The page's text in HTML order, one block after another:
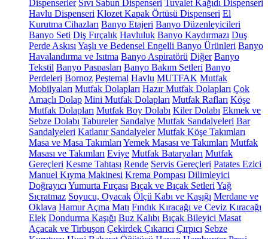
Dispenserler Sıvı Sabun Dispenseri Tuvalet Kağıdı Dispenseri
Havlu Dispenseri Klozet Kapak Örtüsü Dispenseri El
Kurutma Cihazları Banyo Etajeri Banyo Düzenleyicileri
Banyo Seti Diş Fırçalık Havluluk Banyo Kaydırmazı Duş
Perde Askısı Yaşlı ve Bedensel Engelli Banyo Ürünleri Banyo
Havalandırma ve Isıtma Banyo Aspiratörü Diğer Banyo
Tekstil Banyo Paspasları Banyo Bakım Setleri Banyo
Perdeleri Bornoz Peştemal Havlu MUTFAK Mutfak
Mobilyaları Mutfak Dolapları Hazır Mutfak Dolapları Çok
Amaçlı Dolap Mini Mutfak Dolapları Mutfak Rafları Köşe
Mutfak Dolapları Mutfak Boy Dolabı Kiler Dolabı Ekmek ve
Sebze Dolabı Tabureler Sandalye Mutfak Sandalyeleri Bar
Sandalyeleri Katlanır Sandalyeler Mutfak Köşe Takımları
Masa ve Masa Takımları Yemek Masası ve Takımları Mutfak
Masası ve Takımları Eviye Mutfak Bataryaları Mutfak
Gereçleri Kesme Tahtası Rende Servis Gereçleri Patates Ezici
Manuel Kıyma Makinesi Krema Pompası Dilimleyici
Doğrayıcı Yumurta Fırçası Bıçak ve Bıçak Setleri Yağ
Sıçratmaz Soyucu, Oyacak Ölçü Kabı ve Kaşığı Merdane ve
Oklava Hamur Açma Matı Fındık Kıracağı ve Ceviz Kıracağı
Elek Dondurma Kaşığı Buz Kalıbı Bıçak Bileyici Masat
Açacak ve Tirbuşon Çekirdek Çıkarıcı Çırpıcı Sebze